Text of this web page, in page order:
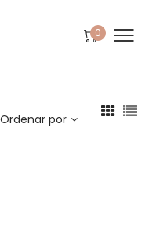
0
Ordenar por